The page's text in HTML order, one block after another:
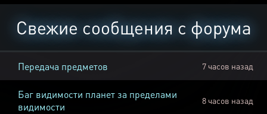
Свежие сообщения с форума
Передача предметов 7 часов назад
Баг видимости планет за пределами
видимости
8 часов назад